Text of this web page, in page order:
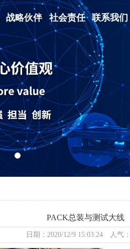
战略伙伴 社会责任 联系我们
PACK总装与测试大线
日期：2020/12/9 15:03:24 人气